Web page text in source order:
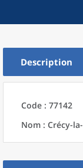
Description
Code : 77142
Nom : Crécy-